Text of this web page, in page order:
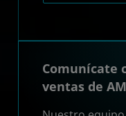
Comunícate
ventas de